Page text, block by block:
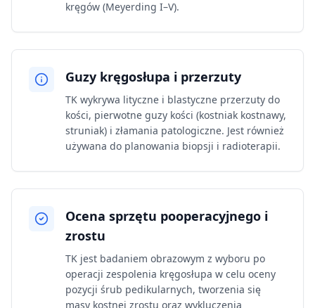
kręgów (Meyerding I–V).
Guzy kręgosłupa i przerzuty
TK wykrywa lityczne i blastyczne przerzuty do
kości, pierwotne guzy kości (kostniak kostnawy,
struniak) i złamania patologiczne. Jest również
używana do planowania biopsji i radioterapii.
Ocena sprzętu pooperacyjnego i
zrostu
TK jest badaniem obrazowym z wyboru po
operacji zespolenia kręgosłupa w celu oceny
pozycji śrub pedikularnych, tworzenia się
masy kostnej zrostu oraz wykluczenia